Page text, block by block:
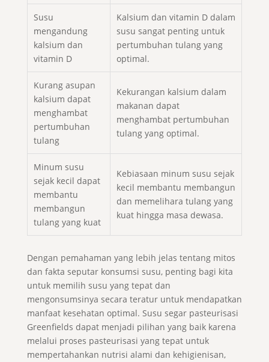
Susu
mengandung
kalsium dan
vitamin D
Kalsium dan vitamin D dalam
susu sangat penting untuk
pertumbuhan tulang yang
optimal.
Kurang asupan
kalsium dapat
menghambat
pertumbuhan
tulang
Kekurangan kalsium dalam
makanan dapat
menghambat pertumbuhan
tulang yang optimal.
Minum susu
sejak kecil dapat
membantu
membangun
tulang yang kuat
Kebiasaan minum susu sejak
kecil membantu membangun
dan memelihara tulang yang
kuat hingga masa dewasa.
Dengan pemahaman yang lebih jelas tentang mitos
dan fakta seputar konsumsi susu, penting bagi kita
untuk memilih susu yang tepat dan
mengonsumsinya secara teratur untuk mendapatkan
manfaat kesehatan optimal. Susu segar pasteurisasi
Greenfields dapat menjadi pilihan yang baik karena
melalui proses pasteurisasi yang tepat untuk
mempertahankan nutrisi alami dan kehigienisan,